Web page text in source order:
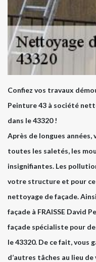
Confiez vos travaux
Peinture 43 à société
dans le 43320 !
Après de longues
toutes les saletés, les
insignifiantes. Les
votre structure et pour
nettoyage de façade.
façade à FRAISSE David
façade spécialiste pour
le 43320. De ce fait, vous
d’autres tâches au lieu